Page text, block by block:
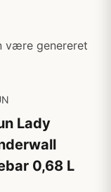
være genereret
Lady
0,68 L